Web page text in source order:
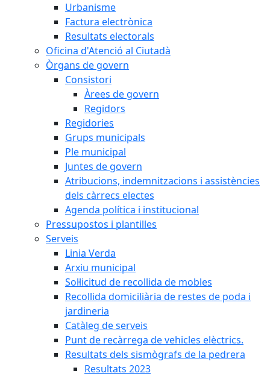
Urbanisme
Factura electrònica
Resultats electorals
Oficina d'Atenció al Ciutadà
Òrgans de govern
Consistori
Àrees de govern
Regidors
Regidories
Grups municipals
Ple municipal
Juntes de govern
Atribucions, indemnitzacions i assistències
dels càrrecs electes
Agenda política i institucional
Pressupostos i plantilles
Serveis
Linia Verda
Arxiu municipal
Sol·licitud de recollida de mobles
Recollida domiciliària de restes de poda i
jardineria
Catàleg de serveis
Punt de recàrrega de vehicles elèctrics.
Resultats dels sismògrafs de la pedrera
Resultats 2023